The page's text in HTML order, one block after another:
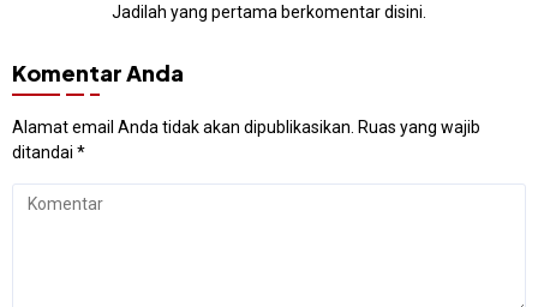
Jadilah yang pertama berkomentar disini.
Komentar Anda
Alamat email Anda tidak akan dipublikasikan. Ruas yang wajib
ditandai *